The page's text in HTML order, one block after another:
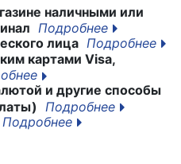
наличными или
Подробнее
лица Подробнее
картами Visa,
и другие способы
Подробнее
Подробнее